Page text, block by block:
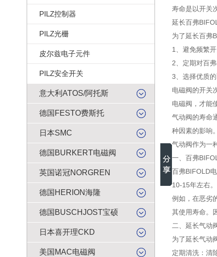
PILZ控制器
PILZ光栅
皮尔兹电子元件
PILZ安全开关
意大利ATOS/阿托斯
德国FESTO费斯托
日本SMC
德国BURKERT电磁阀
英国诺冠NORGREN
德国HERION海隆
德国BUSCHJOST宝硕
日本喜开理CKD
美国MAC电磁阀
寿命是以开关
延长百弗
为了延长百弗
1、避免频繁
2、定期对百
3、选择优质
电磁阀的开关
电磁阀，才能
气动阀的寿命
种因素的影响
气动阀作为一
一、百弗
百弗BIFOLD
10-15年左右
例如，在恶劣
其使用寿命。
二、延长气动
为了延长气动
定期清洗：清